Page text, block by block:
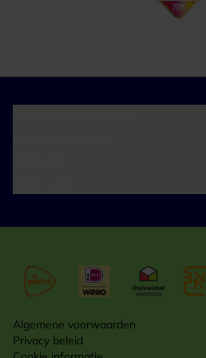
Algemene voorwaarden
Privacy beleid